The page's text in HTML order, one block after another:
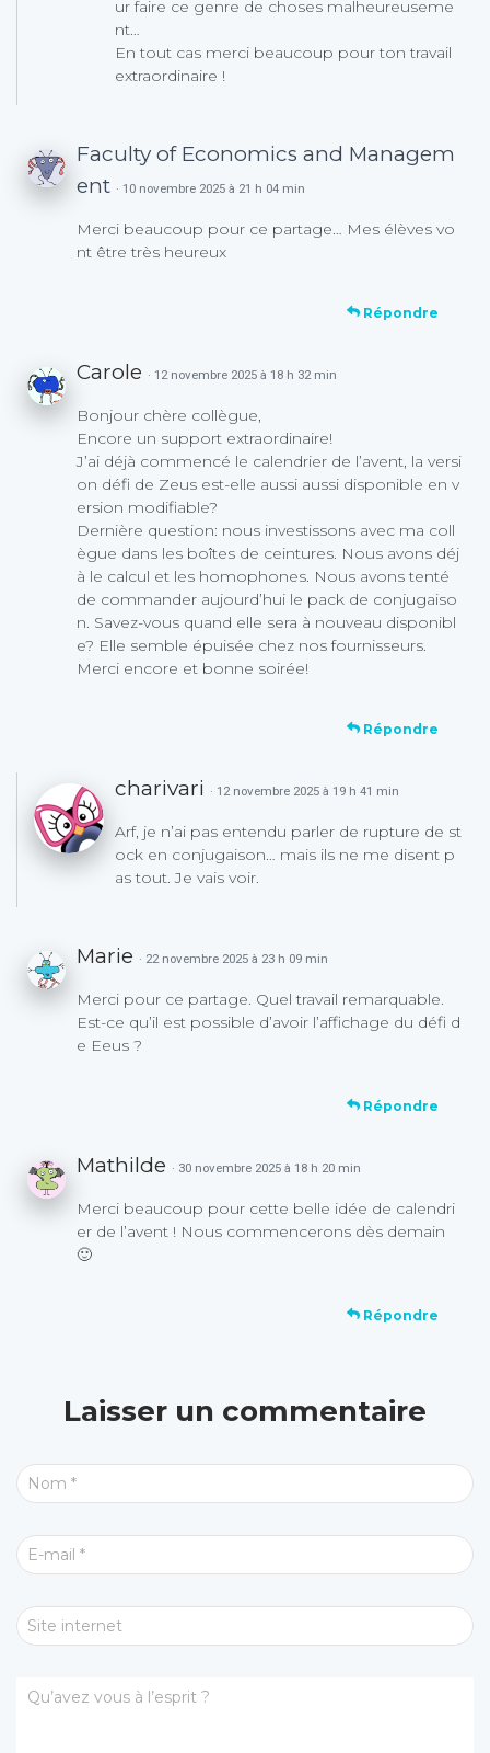
ur faire ce genre de choses malheureuseme
nt…
En tout cas merci beaucoup pour ton travail
extraordinaire !
Faculty of Economics and Managem
ent · 10 novembre 2025 à 21 h 04 min
Merci beaucoup pour ce partage… Mes élèves vo
nt être très heureux
Répondre
Carole · 12 novembre 2025 à 18 h 32 min
Bonjour chère collègue,
Encore un support extraordinaire!
J’ai déjà commencé le calendrier de l’avent, la versi
on défi de Zeus est-elle aussi aussi disponible en v
ersion modifiable?
Dernière question: nous investissons avec ma coll
ègue dans les boîtes de ceintures. Nous avons déj
à le calcul et les homophones. Nous avons tenté
de commander aujourd’hui le pack de conjugaiso
n. Savez-vous quand elle sera à nouveau disponibl
e? Elle semble épuisée chez nos fournisseurs.
Merci encore et bonne soirée!
Répondre
charivari · 12 novembre 2025 à 19 h 41 min
Arf, je n’ai pas entendu parler de rupture de st
ock en conjugaison… mais ils ne me disent p
as tout. Je vais voir.
Marie · 22 novembre 2025 à 23 h 09 min
Merci pour ce partage. Quel travail remarquable.
Est-ce qu’il est possible d’avoir l’affichage du défi d
e Eeus ?
Répondre
Mathilde · 30 novembre 2025 à 18 h 20 min
Merci beaucoup pour cette belle idée de calendri
er de l’avent ! Nous commencerons dès demain
🙂
Répondre
Laisser un commentaire
Nom *
E-mail *
Site internet
Qu’avez vous à l’esprit ?